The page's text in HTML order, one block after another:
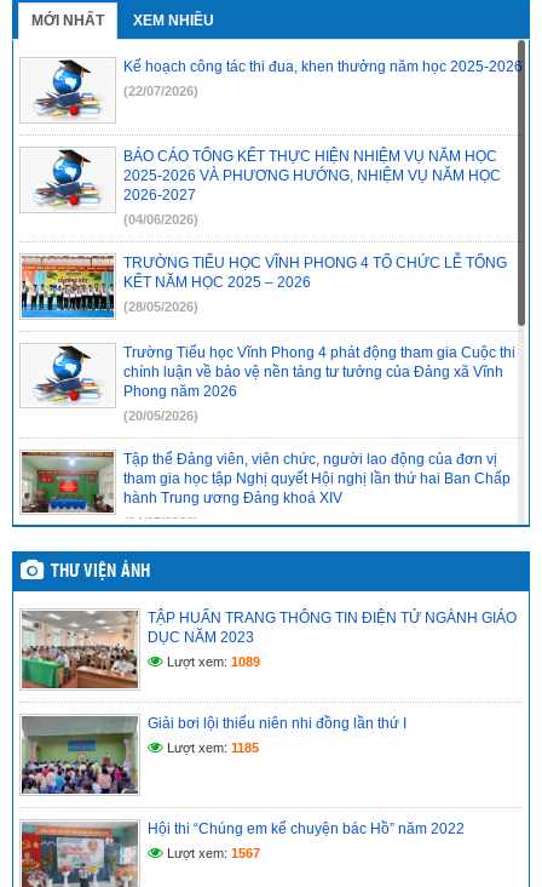
2495-QD-UBND(10/10/2022)
888/TB-UBND(31/08/2022)
2397/QĐ-UBND (26/08/2022)
31/2022/NQ-HĐND(16/08/2022)
MỚI NHẤT XEM NHIỀU
Kế hoạch công tác thi đua, khen thưởng năm học 2025-2026
(22/07/2026)
BÁO CÁO TỔNG KẾT THỰC HIỆN NHIỆM VỤ NĂM HỌC
2025-2026 VÀ PHƯƠNG HƯỚNG, NHIỆM VỤ NĂM HỌC
2026-2027
(04/06/2026)
TRƯỜNG TIỂU HỌC VĨNH PHONG 4 TỔ CHỨC LỄ TỔNG
KẾT NĂM HỌC 2025 – 2026
(28/05/2026)
Trường Tiểu học Vĩnh Phong 4 phát động tham gia Cuộc thi
chính luận về bảo vệ nền tảng tư tưởng của Đảng xã Vĩnh
Phong năm 2026
(20/05/2026)
Tập thể Đảng viên, viên chức, người lao động của đơn vị
tham gia học tập Nghị quyết Hội nghị lần thứ hai Ban Chấp
hành Trung ương Đảng khoá XIV
(14/05/2026)
Chi bộ cơ sở trường Tiểu học Vĩnh Phong 4 báo cáo kết quả
(14/05/2026)
CHI BỘ CƠ SỞ TRƯỜNG TIỂU HỌC VĨNH PHONG 4 TỔ
CHỨC HỌC TẬP, QUÁN TRIỆT NGHỊ QUYẾT HỘI NGHỊ LẦN
THỨ II BAN CHẤP HÀNH TRUNG ƯƠNG ĐẢNG KHÓA XIV
(14/05/2026)
Hồ sơ đánh giá chuẩn nghề nghiệp giáo viên năm học
2025–2026
(12/05/2026)
THƯ VIỆN ẢNH
TẬP HUẤN TRANG THÔNG TIN ĐIỆN TỬ NGÀNH GIÁO
DỤC NĂM 2023
Lượt xem: 1089
Giải bơi lội thiếu niên nhi đồng lần thứ I
Lượt xem: 1185
Hội thi “Chúng em kể chuyện bác Hồ” năm 2022
Lượt xem: 1567